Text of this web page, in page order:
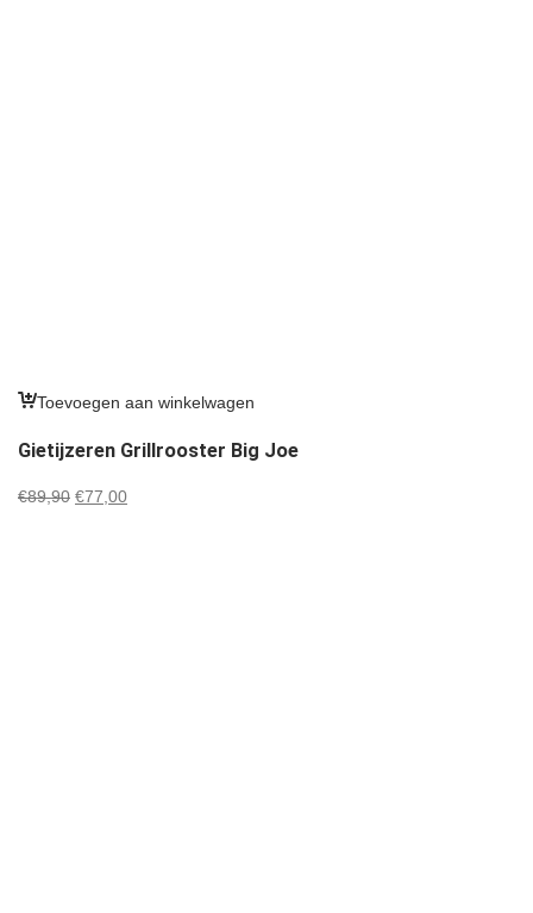
Toevoegen aan winkelwagen
Gietijzeren Grillrooster Big Joe
€89,90 Oorspronkelijke
€77,00Huidige